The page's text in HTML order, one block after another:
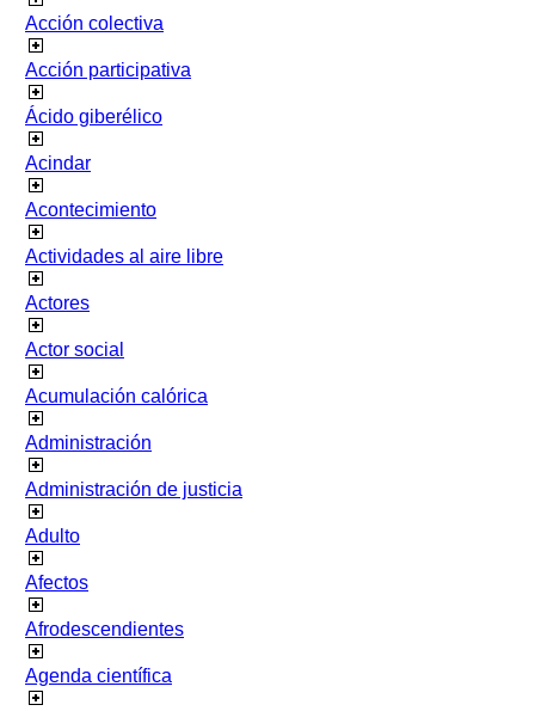
Acción colectiva
Acción participativa
Ácido giberélico
Acindar
Acontecimiento
Actividades al aire libre
Actores
Actor social
Acumulación calórica
Administración
Administración de justicia
Adulto
Afectos
Afrodescendientes
Agenda científica